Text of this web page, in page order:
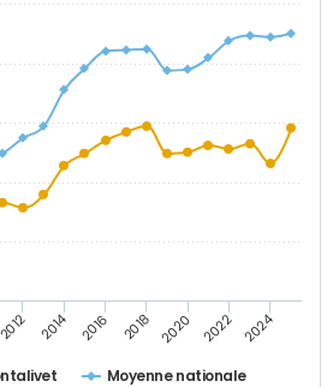
Moyenne nationale
2012 2014 2016 2018 2020 2022 2024